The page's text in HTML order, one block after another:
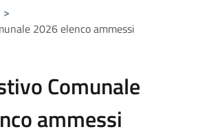
>
2026 elenco ammessi
Comunale
ammessi